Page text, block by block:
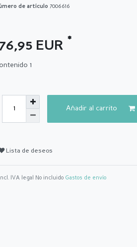
de artículo 7006616
EUR *
1
Añadir al carrito
Lista de deseos
IVA legal No incluido Gastos de envío